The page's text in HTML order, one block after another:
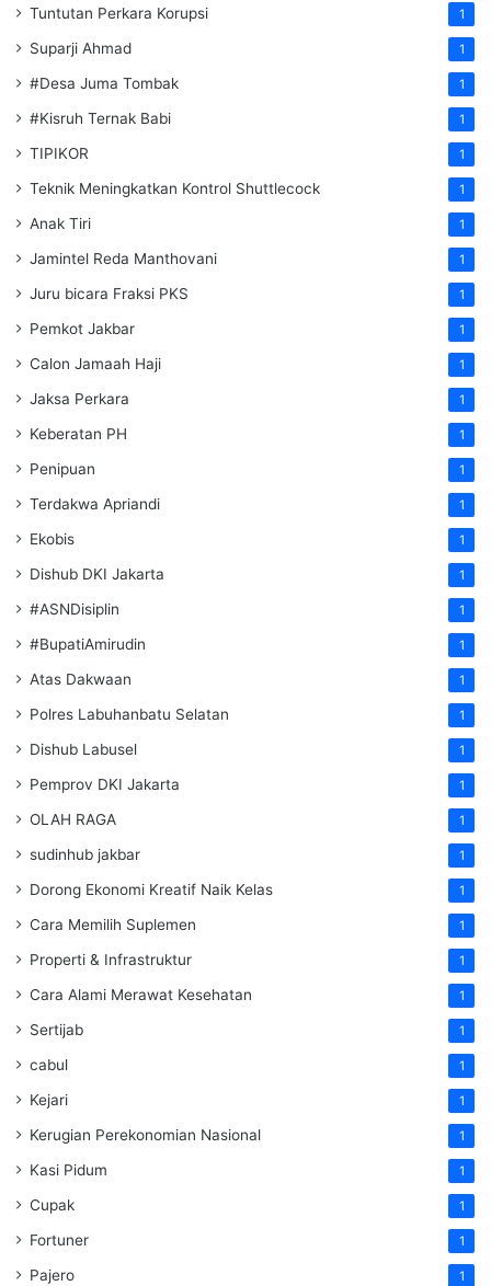
Tuntutan Perkara Korupsi 1
Suparji Ahmad 1
#Desa Juma Tombak 1
#Kisruh Ternak Babi 1
TIPIKOR 1
Teknik Meningkatkan Kontrol Shuttlecock 1
Anak Tiri 1
Jamintel Reda Manthovani 1
Juru bicara Fraksi PKS 1
Pemkot Jakbar 1
Calon Jamaah Haji 1
Jaksa Perkara 1
Keberatan PH 1
Penipuan 1
Terdakwa Apriandi 1
Ekobis 1
Dishub DKI Jakarta 1
#ASNDisiplin 1
#BupatiAmirudin 1
Atas Dakwaan 1
Polres Labuhanbatu Selatan 1
Dishub Labusel 1
Pemprov DKI Jakarta 1
OLAH RAGA 1
sudinhub jakbar 1
Dorong Ekonomi Kreatif Naik Kelas 1
Cara Memilih Suplemen 1
Properti & Infrastruktur 1
Cara Alami Merawat Kesehatan 1
Sertijab 1
cabul 1
Kejari 1
Kerugian Perekonomian Nasional 1
Kasi Pidum 1
Cupak 1
Fortuner 1
Pajero 1